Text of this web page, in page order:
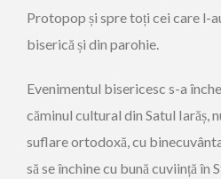
Protopop și spre toți cei care l-
biserică și din parohie.
Evenimentul bisericesc s-a
căminul cultural din Satul Iarăș,
suflare ortodoxă, cu
să se închine cu bună cuviință în